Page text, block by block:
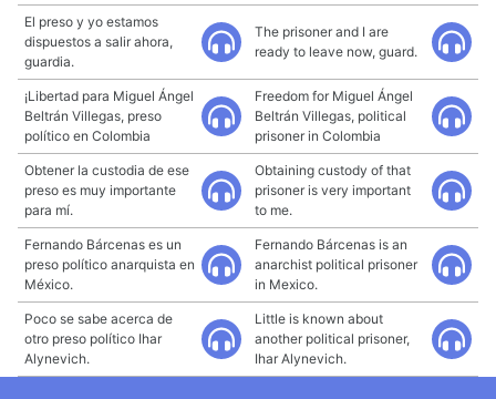
El preso y yo estamos
dispuestos a salir ahora,
guardia.
The prisoner and I are
ready to leave now, guard.
¡Libertad para Miguel Ángel
Beltrán Villegas, preso
político en Colombia
Freedom for Miguel Ángel
Beltrán Villegas, political
prisoner in Colombia
Obtener la custodia de ese
preso es muy importante
para mí.
Obtaining custody of that
prisoner is very important
to me.
Fernando Bárcenas es un
preso político anarquista en
México.
Fernando Bárcenas is an
anarchist political prisoner
in Mexico.
Poco se sabe acerca de
otro preso político Ihar
Alynevich.
Little is known about
another political prisoner,
Ihar Alynevich.